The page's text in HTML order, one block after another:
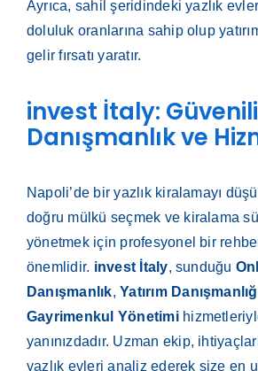
Ayrıca, sahil şeridindeki yazlık
doluluk oranlarına sahip olup
gelir fırsatı yaratır.
invest İtaly:
Danışmanlık ve
Napoli’de bir yazlık kiralamayı
doğru mülkü seçmek ve kiralama
yönetmek için profesyonel bir
önemlidir. invest İtaly, sunduğu
Danışmanlık,Yatırım
Gayrimenkul Yönetimi
yanınızdadır. Uzman ekip,
yazlık evleri analiz ederek size en